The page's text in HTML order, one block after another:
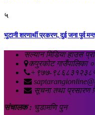
५
भुटानी शरणार्थी प्रकरण, दुई जना पुर्व
सल्यान मिडिया हाउस
कपुरकोट गाउँपालिका
+९७७-
सूचना तथा प्रसारण
संचालक : चुडामणि पुन